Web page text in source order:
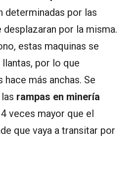
determinadas por las
desplazaran por la misma.
estas maquinas se
por lo que
hace más anchas. Se
rampas en minería
veces mayor que el
que vaya a transitar por